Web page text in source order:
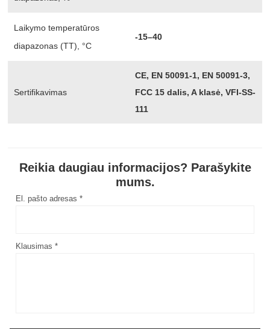
Laikymo temperatūros
diapazonas (TT), °C
-15–40
Sertifikavimas
CE, EN 50091-1, EN 50091-3,
FCC 15 dalis, A klasė, VFI-SS-
111
Reikia daugiau informacijos? Parašykite
mums.
El. pašto adresas *
Klausimas *